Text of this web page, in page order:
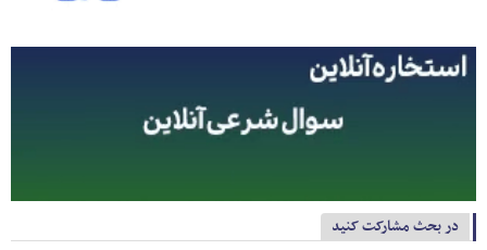
در بحث مشارکت کنید